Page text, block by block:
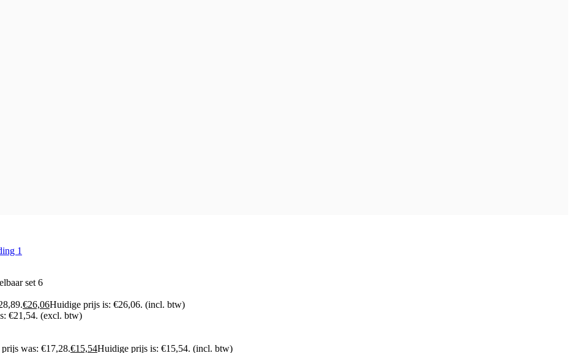
set 6
€26,06Huidige prijs is: €26,06. (incl. btw)
€21,54. (excl. btw)
was: €17,28.€15,54Huidige prijs is: €15,54. (incl. btw)